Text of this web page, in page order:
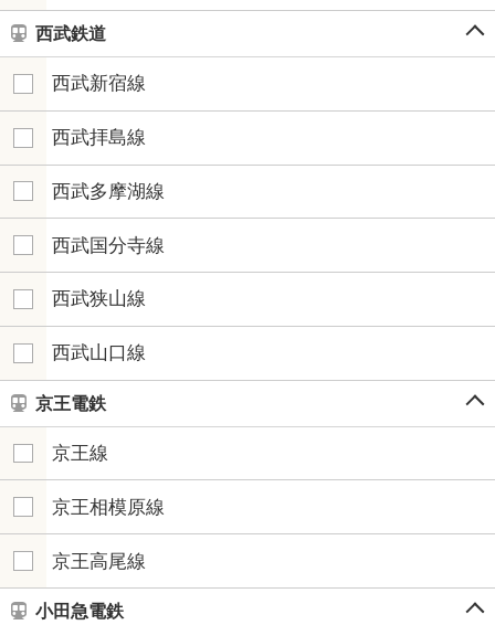
西武鉄道
西武新宿線
西武拝島線
西武多摩湖線
西武国分寺線
西武狭山線
西武山口線
京王電鉄
京王線
京王相模原線
京王高尾線
小田急電鉄